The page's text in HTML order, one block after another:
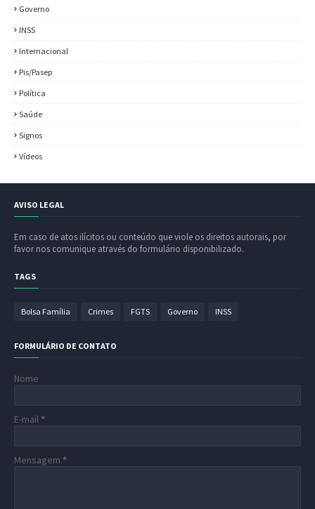
Governo
INSS
Internacional
Pis/Pasep
Política
Saúde
Signos
Vídeos
AVISO LEGAL
Em caso de atos ilícitos ou conteúdo que viole os direitos autorais, por
favor nos comunique através do formulário disponibilizado.
TAGS
Bolsa Família Crimes FGTS Governo INSS
FORMULÁRIO DE CONTATO
Nome
E-mail *
Mensagem *